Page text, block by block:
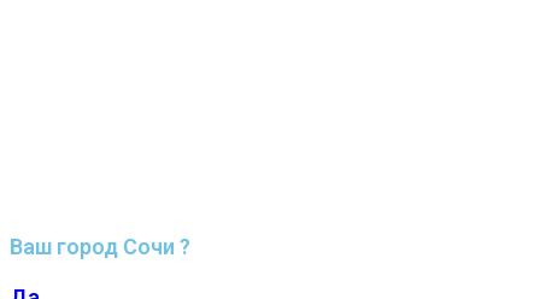
Ваш город Сочи ?